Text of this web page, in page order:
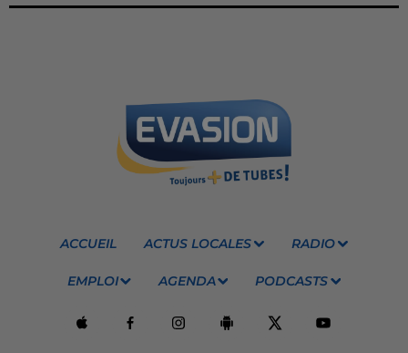
ACCUEIL ACTUS LOCALES RADIO
EMPLOI AGENDA PODCASTS